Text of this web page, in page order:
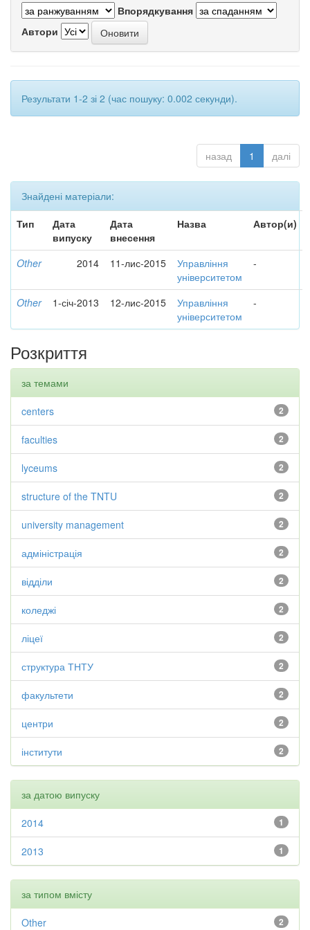
Впорядкування
Автори
Результати 1-2 зі 2 (час пошуку: 0.002 секунди).
назад 1 далі
Знайдені матеріали:
Тип
Дата
випуску
Дата
внесення
Назва Автор(и)
Other 2014 11-лис-2015
Управління
університетом
-
Other 1-січ-2013 12-лис-2015
Управління
університетом
-
Розкриття
за темами
2
centers
2
faculties
2
lyceums
2
structure of the TNTU
2
university management
2
адміністрація
2
відділи
2
коледжі
2
ліцеї
2
структура ТНТУ
2
факультети
2
центри
2
інститути
за датою випуску
1
2014
1
2013
за типом вмісту
2
Other